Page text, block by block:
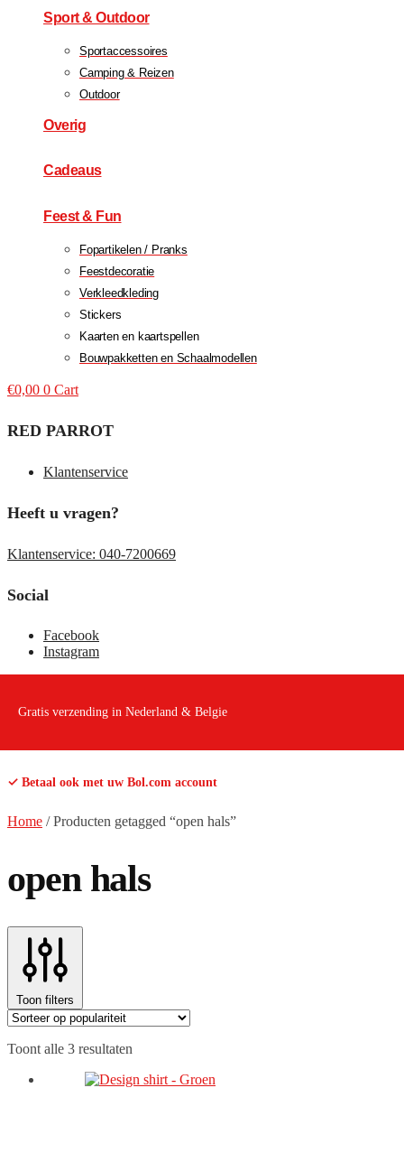
Sport & Outdoor
Sportaccessoires
Camping & Reizen
Outdoor
Overig
Cadeaus
Feest & Fun
Fopartikelen / Pranks
Feestdecoratie
Verkleedkleding
Stickers
Kaarten en kaartspellen
Bouwpakketten en Schaalmodellen
€0,00 0 Cart
RED PARROT
Klantenservice
Heeft u vragen?
Klantenservice: 040-7200669
Social
Facebook
Instagram
Gratis verzending in Nederland & Belgie
✓ Betaal ook met uw Bol.com account
Home /Producten getagged “open hals”
open hals
Toon filters
Toont alle 3 resultaten
populariteit